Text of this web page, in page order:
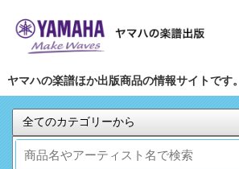
ヤマハの楽譜ほか出版商品の情報サイトです。